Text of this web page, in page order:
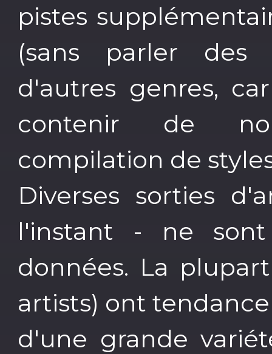
pistes
(sans parler des
d'autres genres,
contenir de
compilation de
Diverses sorties
l'instant - ne
données. La
artists) ont
d'une grande